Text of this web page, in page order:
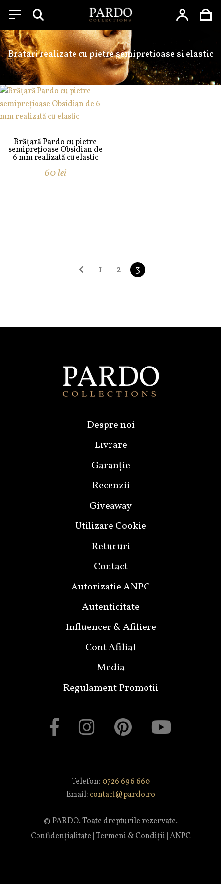
Skip
to
content
Menu
Bratari realizate cu pietre semipretioase si elastic
Brățară Pardo cu pietre
semiprețioase Obsidian de
6 mm realizată cu elastic
60lei
1 2 3
Despre noi
Livrare
Garanție
Recenzii
Giveaway
Utilizare Cookie
Retururi
Contact
Autorizatie ANPC
Autenticitate
Influencer & Afiliere
Cont Afiliat
Media
Regulament Promotii
Telefon: 0726 696 660
Email: contact@pardo.ro
© PARDO. Toate drepturile rezervate.
Confidențialitate Termeni & Condiții ANPC